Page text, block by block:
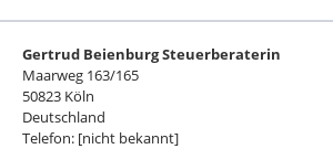
Gertrud Beienburg Steuerberaterin
Maarweg 163/165
50823 Köln
Deutschland
Telefon: [nicht bekannt]